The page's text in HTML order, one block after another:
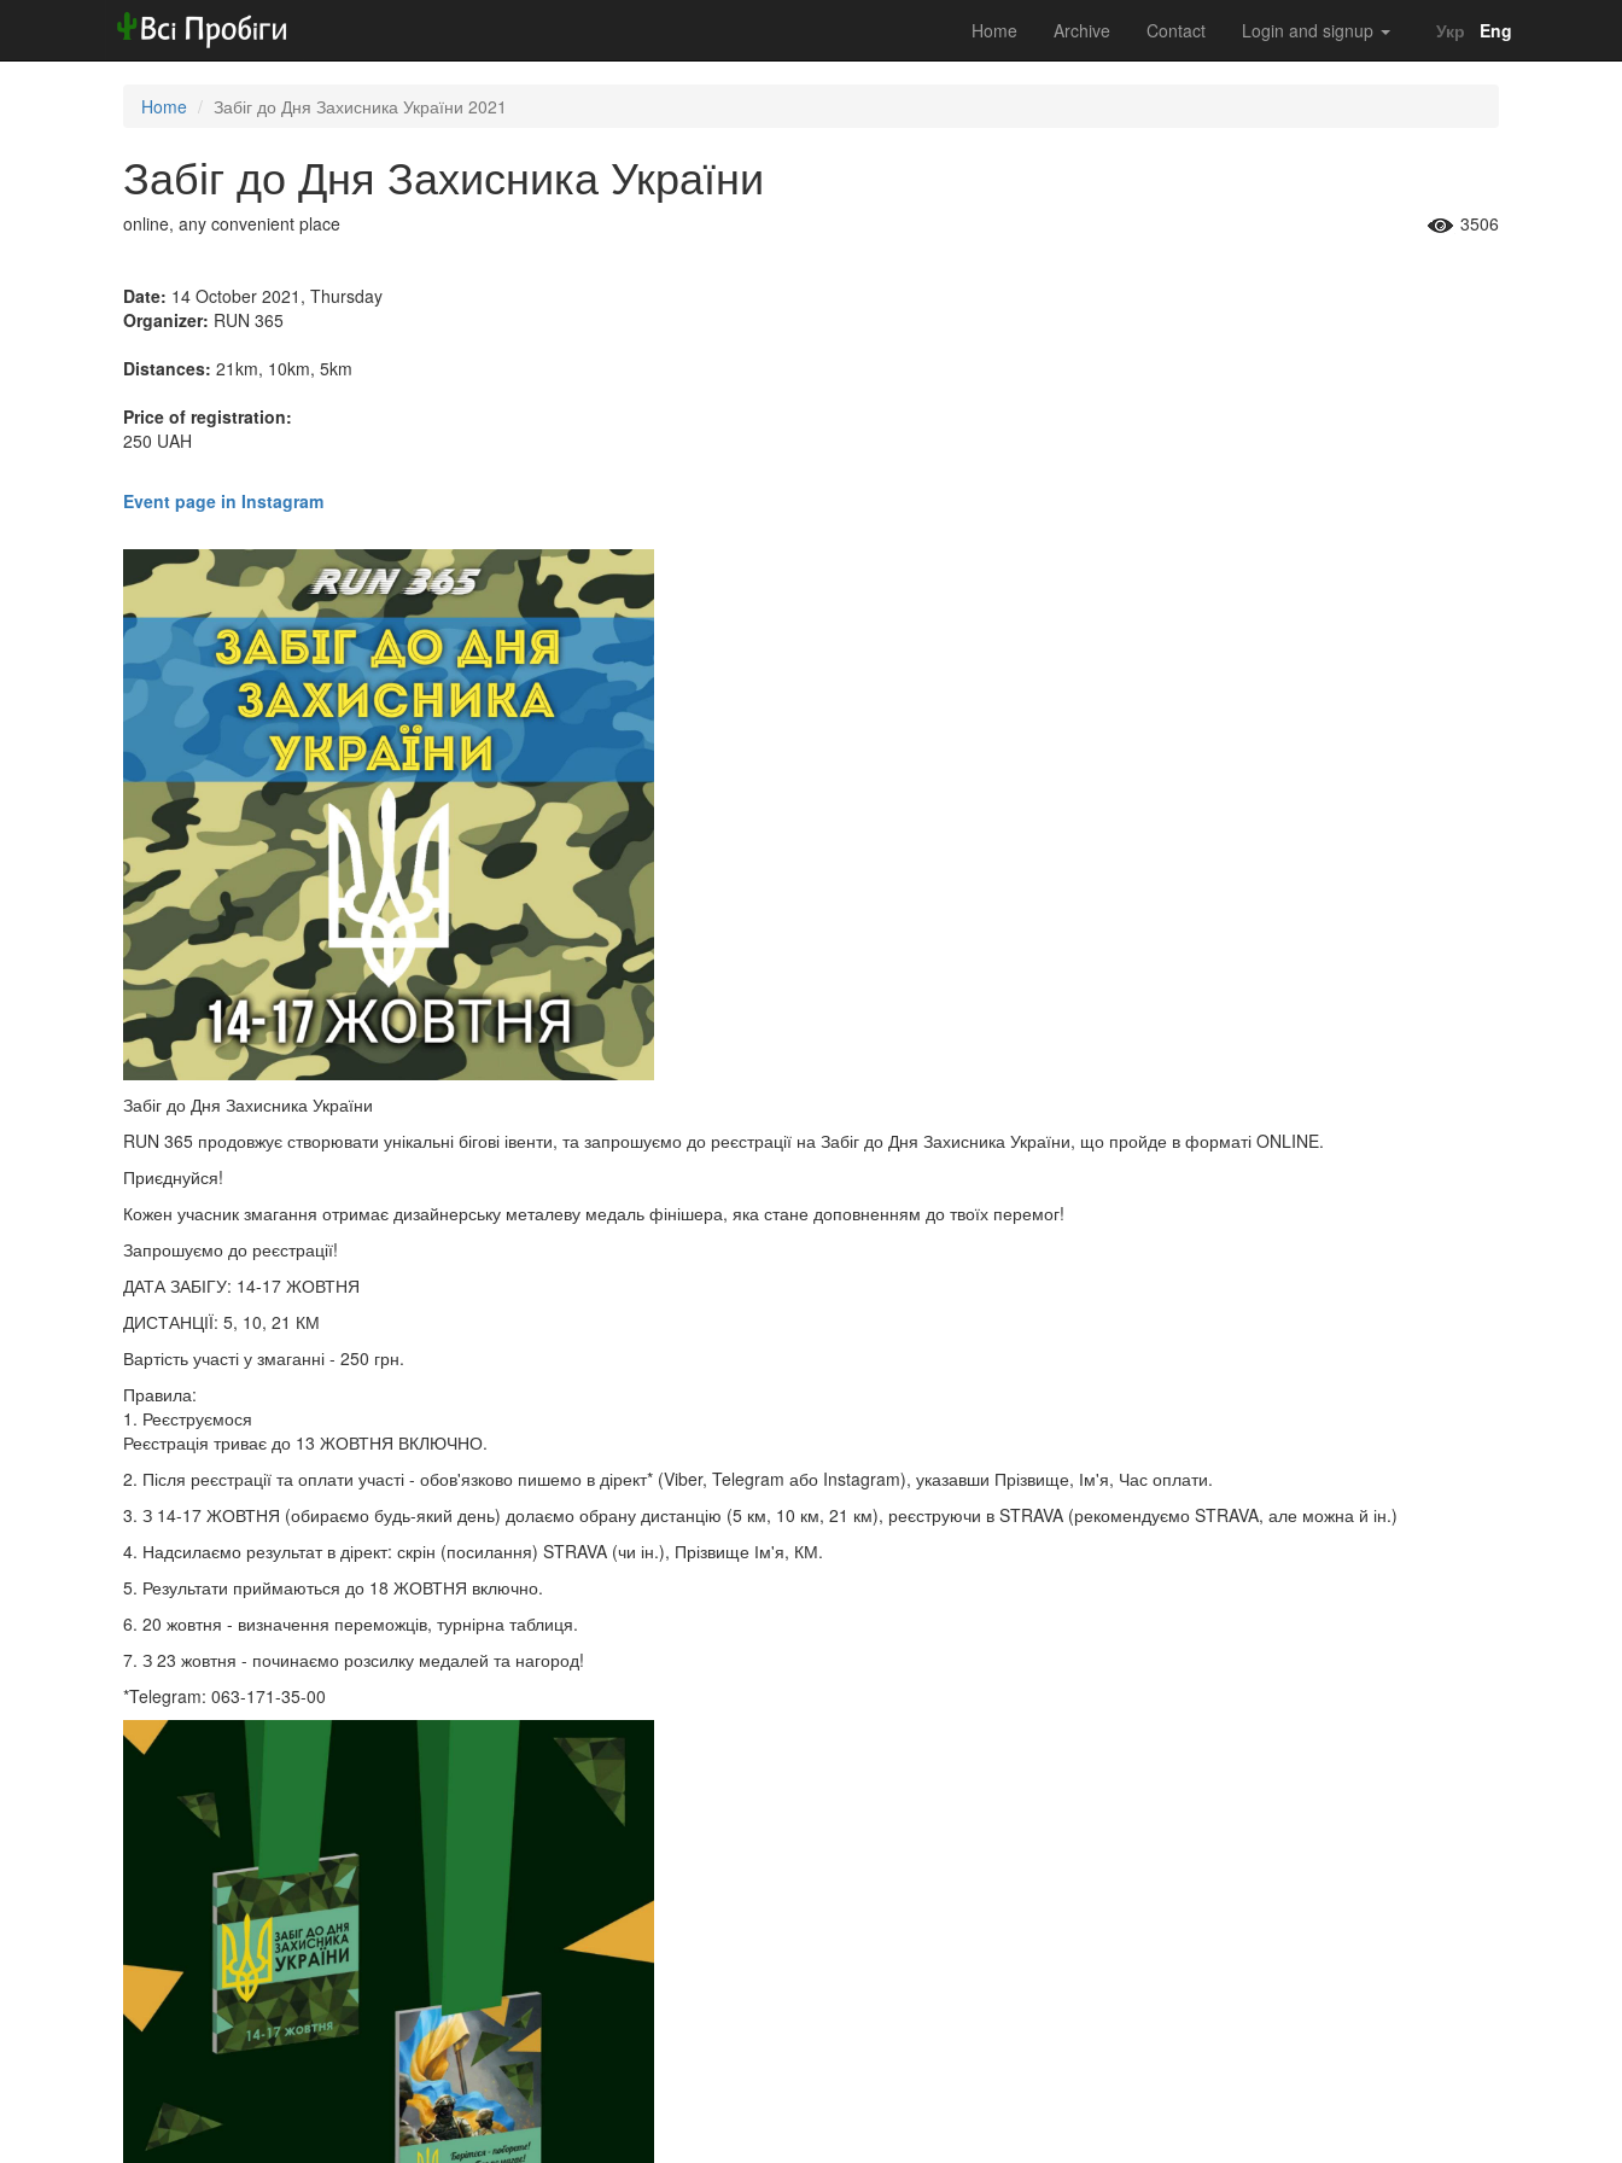
Home Archive Contact Login and signup Укр Eng
Home Забіг до Дня Захисника України 2021
Забіг до Дня Захисника України
online, any convenient place 3506
Date: 14 October 2021, Thursday
Organizer: RUN 365
Distances: 21km, 10km, 5km
Price of registration:
250 UAH
Event page in Instagram
Забіг до Дня Захисника України
RUN 365 продовжує створювати унікальні бігові івенти, та запрошуємо до реєстрації на Забіг до Дня Захисника України, що пройде в форматі ONLINE.
Приєднуйся!
Кожен учасник змагання отримає дизайнерську металеву медаль фінішера, яка стане доповненням до твоїх перемог!
Запрошуємо до реєстрації!
ДАТА ЗАБІГУ: 14-17 ЖОВТНЯ
ДИСТАНЦІЇ: 5, 10, 21 КМ
Вартість участі у змаганні - 250 грн.
Правила:
1. Реєструємося
Реєстрація триває до 13 ЖОВТНЯ ВКЛЮЧНО.
2. Після реєстрації та оплати участі - обов'язково пишемо в дірект* (Viber, Telegram або Instagram), указавши Прізвище, Ім'я, Час оплати.
3. З 14-17 ЖОВТНЯ (обираємо будь-який день) долаємо обрану дистанцію (5 км, 10 км, 21 км), реєструючи в STRAVA (рекомендуємо STRAVA, але можна й ін.)
4. Надсилаємо результат в дірект: скрін (посилання) STRAVA (чи ін.), Прізвище Ім'я, КМ.
5. Результати приймаються до 18 ЖОВТНЯ включно.
6. 20 жовтня - визначення переможців, турнірна таблиця.
7. З 23 жовтня - починаємо розсилку медалей та нагород!
*Telegram: 063-171-35-00